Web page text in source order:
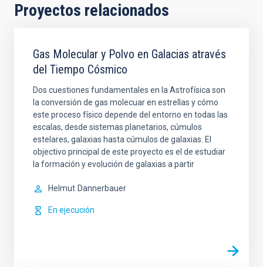
Proyectos relacionados
Gas Molecular y Polvo en Galacias através
del Tiempo Cósmico
Dos cuestiones fundamentales en la Astrofísica son
la conversión de gas molecuar en estrellas y cómo
este proceso físico depende del entorno en todas las
escalas, desde sistemas planetarios, cúmulos
estelares, galaxias hasta cúmulos de galaxias. El
objectivo principal de este proyecto es el de estudiar
la formación y evolución de galaxias a partir
Helmut Dannerbauer
En ejecución